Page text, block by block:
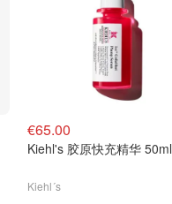
€65.00
Kiehl's 胶原快充精华 50ml
Kiehl´s